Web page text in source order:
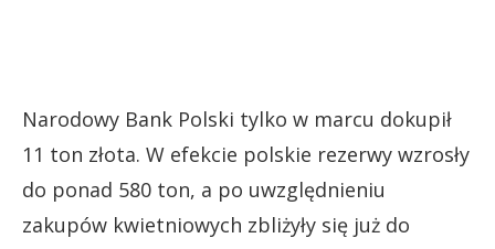
Narodowy Bank Polski tylko w marcu dokupił
11 ton złota. W efekcie polskie rezerwy wzrosły
do ponad 580 ton, a po uwzględnieniu
zakupów kwietniowych zbliżyły się już do